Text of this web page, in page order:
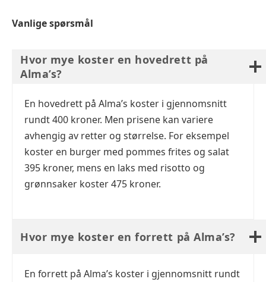
Vanlige spørsmål
Hvor mye koster en hovedrett på
Alma’s?
En hovedrett på Alma’s koster i gjennomsnitt
rundt 400 kroner. Men prisene kan variere
avhengig av retter og størrelse. For eksempel
koster en burger med pommes frites og salat
395 kroner, mens en laks med risotto og
grønnsaker koster 475 kroner.
Hvor mye koster en forrett på Alma’s?
En forrett på Alma’s koster i gjennomsnitt rundt